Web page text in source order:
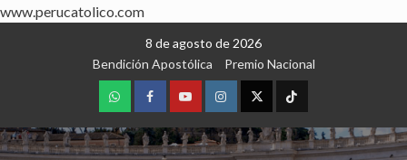
www.perucatolico.com
8 de agosto de 2026
Bendición Apostólica
Premio Nacional
WhatsAppFacebookYoutubeInstagram
X TikTok